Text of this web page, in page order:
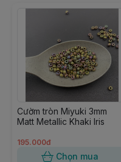
Cườm tròn Miyuki 3mm
Matt Metallic Khaki Iris
195.000đ
Chọn mua